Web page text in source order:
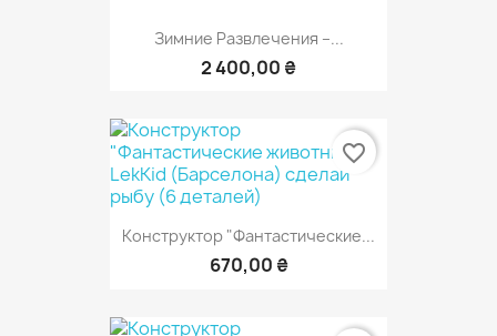
Зимние Развлечения –...
2 400,00 ₴
Конструктор "Фантастические...
670,00 ₴
favorite_border